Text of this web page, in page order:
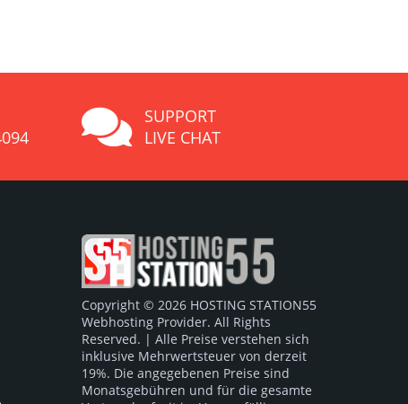
SUPPORT
LIVE CHAT
Copyright © 2026 HOSTING STATION55
Webhosting Provider. All Rights
Reserved. | Alle Preise verstehen sich
inklusive Mehrwertsteuer von derzeit
19%. Die angegebenen Preise sind
Monatsgebühren und für die gesamte